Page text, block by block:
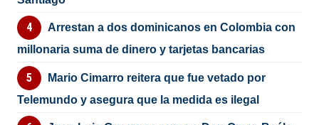
Arrestan a dos dominicanos en Colombia con
millonaria suma de dinero y tarjetas bancarias
Mario Cimarro reitera que fue vetado por
Telemundo y asegura que la medida es ilegal